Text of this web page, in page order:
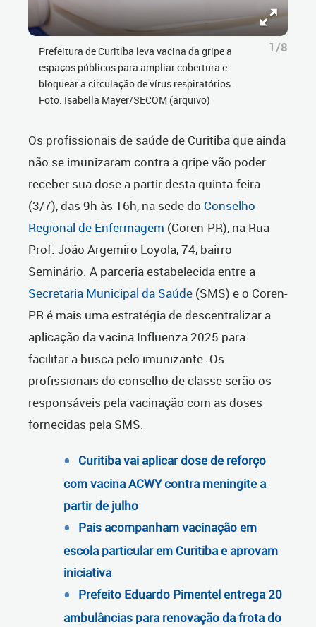
Prefeitura de Curitiba leva vacina da gripe a
espaços públicos para ampliar cobertura e
bloquear a circulação de vírus respiratórios.
Foto: Isabella Mayer/SECOM (arquivo)
1/8
Os profissionais de saúde de Curitiba que ainda
não se imunizaram contra a gripe vão poder
receber sua dose a partir desta quinta-feira
(3/7), das 9h às 16h, na sede do Conselho
Regional de Enfermagem (Coren-PR), na Rua
Prof. João Argemiro Loyola, 74, bairro
Seminário. A parceria estabelecida entre a
Secretaria Municipal da Saúde (SMS) e o Coren-
PR é mais uma estratégia de descentralizar a
aplicação da vacina Influenza 2025 para
facilitar a busca pelo imunizante. Os
profissionais do conselho de classe serão os
responsáveis pela vacinação com as doses
fornecidas pela SMS.
Curitiba vai aplicar dose de reforço
com vacina ACWY contra meningite a
partir de julho
Pais acompanham vacinação em
escola particular em Curitiba e aprovam
iniciativa
Prefeito Eduardo Pimentel entrega 20
ambulâncias para renovação da frota do